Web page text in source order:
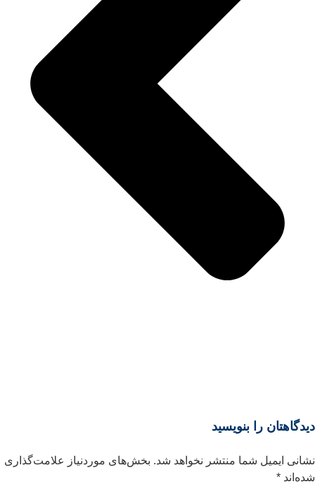
دیدگاهتان را بنویسید
نشانی ایمیل شما منتشر نخواهد شد. بخش‌های موردنیاز علامت‌گذاری
شده‌اند *